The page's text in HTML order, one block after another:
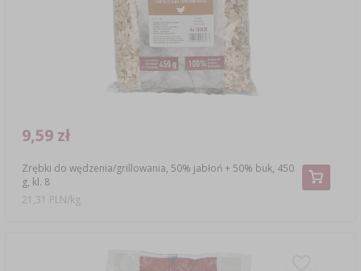
Zrębki do wędzenia/grillowania, 50% jabłoń + 50% buk, 450
g, kl. 8
9,59 zł
21,31 PLN/kg